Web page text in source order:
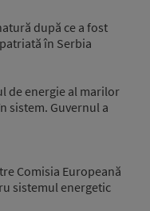
după ce a fost
în Serbia
de energie al marilor
sistem. Guvernul a
Comisia Europeană
sistemul energetic